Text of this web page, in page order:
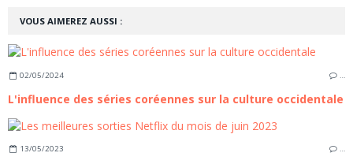
VOUS AIMEREZ AUSSI :
02/05/2024 …
L'influence des séries coréennes sur la culture occidentale
13/05/2023 …